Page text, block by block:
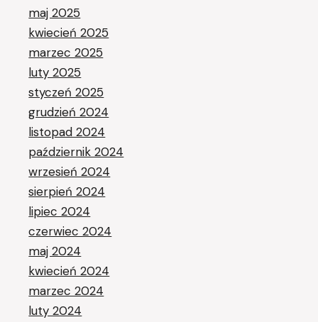
maj 2025
kwiecień 2025
marzec 2025
luty 2025
styczeń 2025
grudzień 2024
listopad 2024
październik 2024
wrzesień 2024
sierpień 2024
lipiec 2024
czerwiec 2024
maj 2024
kwiecień 2024
marzec 2024
luty 2024